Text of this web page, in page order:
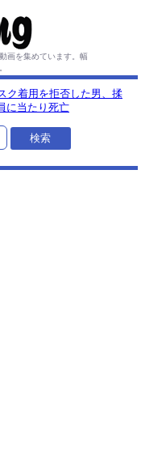
画を集めています。 幅
ク着用を拒否した男、揉
に当たり死亡